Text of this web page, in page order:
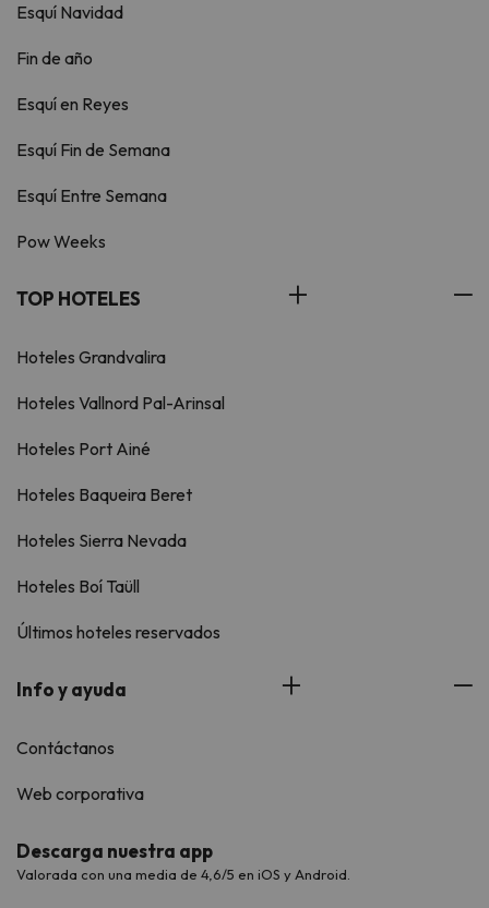
Esquí Navidad
Fin de año
Esquí en Reyes
Esquí Fin de Semana
Esquí Entre Semana
Pow Weeks
TOP HOTELES
Hoteles Grandvalira
Hoteles Vallnord Pal-Arinsal
Hoteles Port Ainé
Hoteles Baqueira Beret
Hoteles Sierra Nevada
Hoteles Boí Taüll
Últimos hoteles reservados
Info y ayuda
Contáctanos
Web corporativa
Descarga nuestra app
Valorada con una media de 4,6/5 en iOS y Android.